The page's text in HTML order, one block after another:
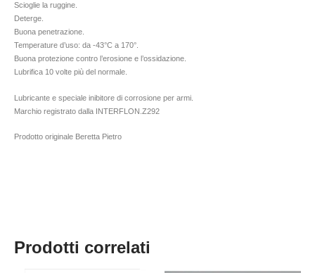
Scioglie la ruggine.
Deterge.
Buona penetrazione.
Temperature d’uso: da -43°C a 170°.
Buona protezione contro l’erosione e l’ossidazione.
Lubrifica 10 volte più del normale.
Lubricante e speciale inibitore di corrosione per armi.
Marchio registrato dalla INTERFLON.Z292
Prodotto originale Beretta Pietro
Prodotti correlati